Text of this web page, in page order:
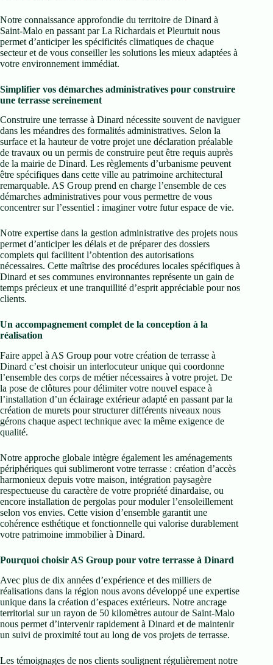
Notre connaissance approfondie du territoire de Dinard à
Saint-Malo en passant par La Richardais et Pleurtuit nous
permet d’anticiper les spécificités climatiques de chaque
secteur et de vous conseiller les solutions les mieux adaptées à
votre environnement immédiat.
Simplifier vos démarches administratives pour construire
une terrasse sereinement
Construire une terrasse à Dinard nécessite souvent de naviguer
dans les méandres des formalités administratives. Selon la
surface et la hauteur de votre projet une déclaration préalable
de travaux ou un permis de construire peut être requis auprès
de la mairie de Dinard. Les règlements d’urbanisme peuvent
être spécifiques dans cette ville au patrimoine architectural
remarquable. AS Group prend en charge l’ensemble de ces
démarches administratives pour vous permettre de vous
concentrer sur l’essentiel : imaginer votre futur espace de vie.
Notre expertise dans la gestion administrative des projets nous
permet d’anticiper les délais et de préparer des dossiers
complets qui facilitent l’obtention des autorisations
nécessaires. Cette maîtrise des procédures locales spécifiques à
Dinard et ses communes environnantes représente un gain de
temps précieux et une tranquillité d’esprit appréciable pour nos
clients.
Un accompagnement complet de la conception à la
réalisation
Faire appel à AS Group pour votre création de terrasse à
Dinard c’est choisir un interlocuteur unique qui coordonne
l’ensemble des corps de métier nécessaires à votre projet. De
la pose de clôtures pour délimiter votre nouvel espace à
l’installation d’un éclairage extérieur adapté en passant par la
création de murets pour structurer différents niveaux nous
gérons chaque aspect technique avec la même exigence de
qualité.
Notre approche globale intègre également les aménagements
périphériques qui sublimeront votre terrasse : création d’accès
harmonieux depuis votre maison, intégration paysagère
respectueuse du caractère de votre propriété dinardaise, ou
encore installation de pergolas pour moduler l’ensoleillement
selon vos envies. Cette vision d’ensemble garantit une
cohérence esthétique et fonctionnelle qui valorise durablement
votre patrimoine immobilier à Dinard.
Pourquoi choisir AS Group pour votre terrasse à Dinard
Avec plus de dix années d’expérience et des milliers de
réalisations dans la région nous avons développé une expertise
unique dans la création d’espaces extérieurs. Notre ancrage
territorial sur un rayon de 50 kilomètres autour de Saint-Malo
nous permet d’intervenir rapidement à Dinard et de maintenir
un suivi de proximité tout au long de vos projets de terrasse.
Les témoignages de nos clients soulignent régulièrement notre